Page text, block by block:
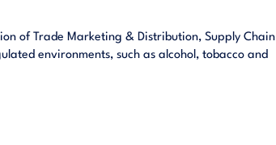
of Trade Marketing & Distribution, Supply Chain
environments, such as alcohol, tobacco and